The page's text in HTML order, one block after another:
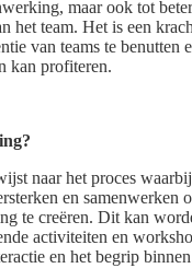
maar ook tot
het team. Het is een
van teams te benutten
kan profiteren.
naar het proces
en samenwerken
te creëren. Dit kan
activiteiten en
en het begrip